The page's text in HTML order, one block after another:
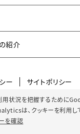
用状況を把握するために
は、 クッキーを利用
を確認
紹介
ー
サイトポリシー
クッキーポリシー